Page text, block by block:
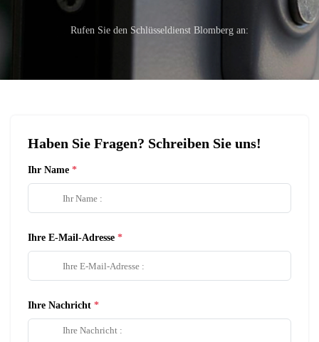
Rufen Sie den Schlüsseldienst Blomberg an:
Haben Sie Fragen? Schreiben Sie uns!
Ihr Name
Ihre E-Mail-Adresse
Ihre Nachricht